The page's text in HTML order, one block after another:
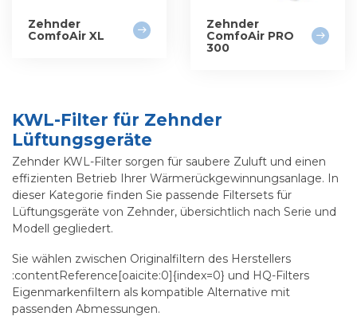
Zehnder
ComfoAir XL
Zehnder
ComfoAir PRO
300
KWL-Filter für Zehnder
Lüftungsgeräte
Zehnder KWL-Filter sorgen für saubere Zuluft und einen
effizienten Betrieb Ihrer Wärmerückgewinnungsanlage. In
dieser Kategorie finden Sie passende Filtersets für
Lüftungsgeräte von Zehnder, übersichtlich nach Serie und
Modell gegliedert.
Sie wählen zwischen Originalfiltern des Herstellers
:contentReference[oaicite:0]{index=0} und HQ-Filters
Eigenmarkenfiltern als kompatible Alternative mit
passenden Abmessungen.